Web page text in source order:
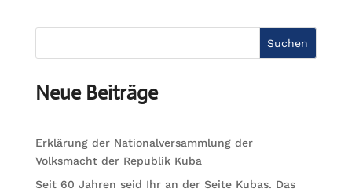
Suchen
Neue Beiträge
Erklärung der Nationalversammlung der
Volksmacht der Republik Kuba
Seit 60 Jahren seid Ihr an der Seite Kubas. Das